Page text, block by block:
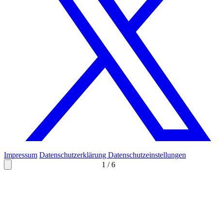
1 /6
Impressum Datenschutzerklärung Datenschutzeinstellungen